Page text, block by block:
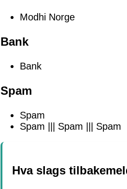
Modhi Norge
Bank
Bank
Spam
Spam
Spam ||| Spam ||| Spam
Hva slags